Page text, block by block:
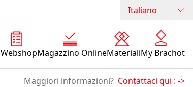
Italiano
WebshopMagazzino OnlineMaterialiMy Brachot
Maggiori informazioni? Contattaci qui : ->